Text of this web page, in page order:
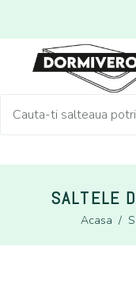
SALTELE
Acasa /